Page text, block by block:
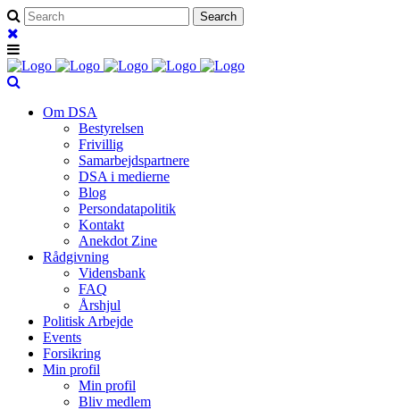
Om DSA
Bestyrelsen
Frivillig
Samarbejdspartnere
DSA i medierne
Blog
Persondatapolitik
Kontakt
Anekdot Zine
Rådgivning
Vidensbank
FAQ
Årshjul
Politisk Arbejde
Events
Forsikring
Min profil
Min profil
Bliv medlem